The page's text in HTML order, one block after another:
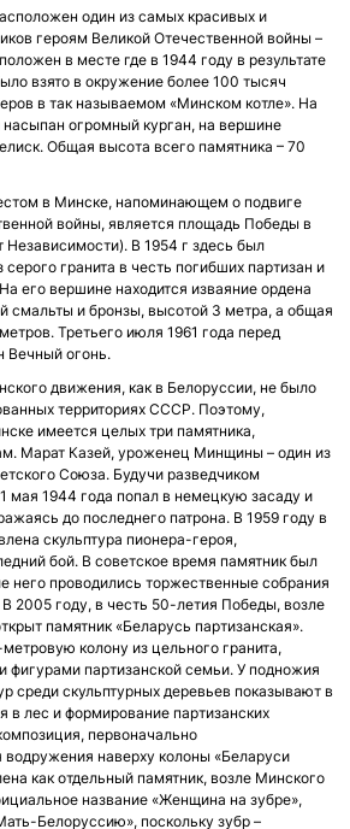
один из самых красивых и
героям Великой Отечественной войны –
в месте где в 1944 году в результате
взято в окружение более 100 тысяч
в так называемом «Минском котле». На
огромный курган, на вершине
Общая высота всего памятника – 70
в Минске, напоминающем о подвиге
войны, является площадь Победы в
Независимости). В 1954 г здесь был
гранита в честь погибших партизан и
его вершине находится изваяние ордена
смальты и бронзы, высотой 3 метра, а общая
Третьего июля 1961 года перед
Вечный огонь.
движения, как в Белоруссии, не было
территориях СССР. Поэтому,
имеется целых три памятника,
Марат Казей, уроженец Минщины – один из
Союза. Будучи разведчиком
мая 1944 года попал в немецкую засаду и
до последнего патрона. В 1959 году в
скульптура пионера-героя,
бой. В советское время памятник был
него проводились торжественные собрания
2005 году, в честь 50-летия Победы, возле
памятник «Беларусь партизанская».
колону из цельного гранита,
фигурами партизанской семьи. У подножия
среди скульптурных деревьев показывают в
в лес и формирование партизанских
первоначально
наверху колоны «Беларуси
как отдельный памятник, возле Минского
название «Женщина на зубре»,
Белоруссию», поскольку зубр –